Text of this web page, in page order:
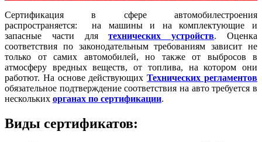
Сертификация в сфере автомобилестроения
распространяется: на машины и на комплектующие и
запасные части длятехнических устройств. Оценка
соответствия по законодательным требованиям зависит не
только от самих автомобилей, но также от выбросов в
атмосферу вредных веществ, от топлива, на котором они
работют. На основе действующихТехнических регламентов
обязательное подтверждение соответствия на авто требуется в
нескольких органах по сертификации.
Виды сертификатов: